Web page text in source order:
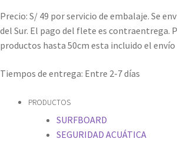
Precio: S/ 49 por servicio de embalaje. Se
del Sur. El pago del flete es contraentrega.
productos hasta 50cm esta incluido el envío
Tiempos de entrega: Entre 2-7 días
PRODUCTOS
SURFBOARD
SEGURIDAD ACUÁTICA